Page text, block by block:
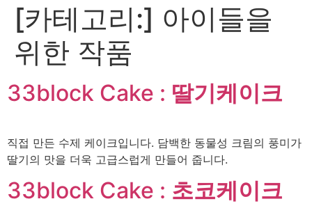
[카테고리:] 아이들을
위한 작품
33block Cake : 딸기케이크
직접 만든 수제 케이크입니다. 담백한 동물성 크림의 풍미가
딸기의 맛을 더욱 고급스럽게 만들어 줍니다.
33block Cake : 초코케이크